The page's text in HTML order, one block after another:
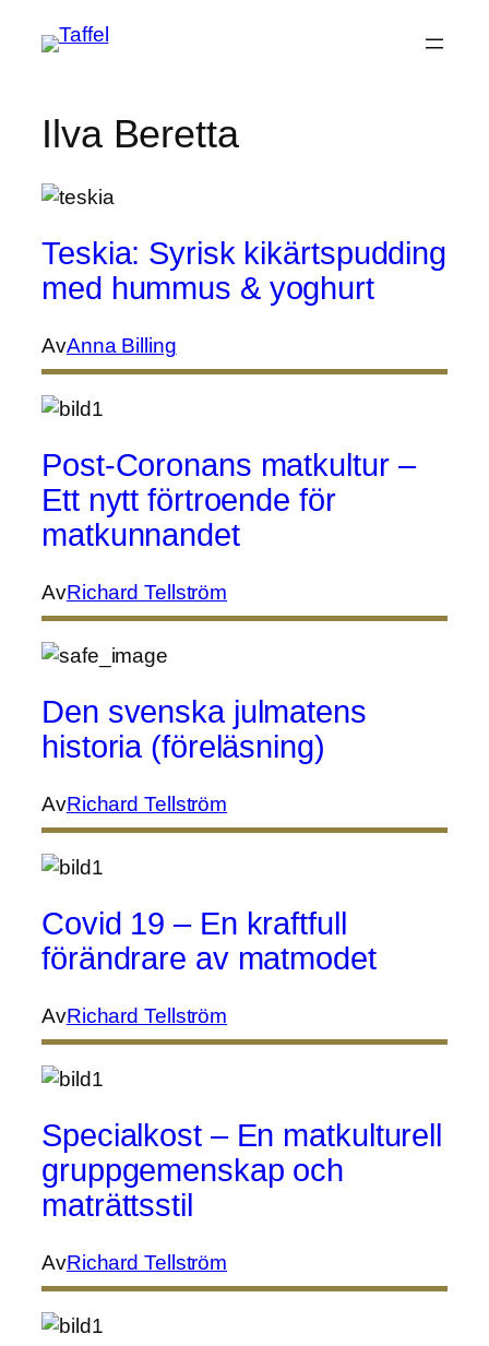
Ilva Beretta
Teskia: Syrisk kikärtspudding
med hummus & yoghurt
AvAnna Billing
Post-Coronans matkultur –
Ett nytt förtroende för
matkunnandet
AvRichard Tellström
Den svenska julmatens
historia (föreläsning)
AvRichard Tellström
Covid 19 – En kraftfull
förändrare av matmodet
AvRichard Tellström
Specialkost – En matkulturell
gruppgemenskap och
maträttsstil
AvRichard Tellström